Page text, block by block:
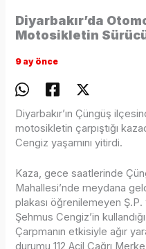
Diyarbakır’da
Motosikletin
9 ay önce
Diyarbakır’ın Çüngüş
motosikletin çarpıştığı
Cengiz yaşamını yitirdi.
Kaza, gece saatlerinde
Mahallesi’nde meydana
plakası öğrenilemeyen
Şehmus Cengiz’in
Çarpmanın etkisiyle ağır
durumu 112 Acil Çağrı